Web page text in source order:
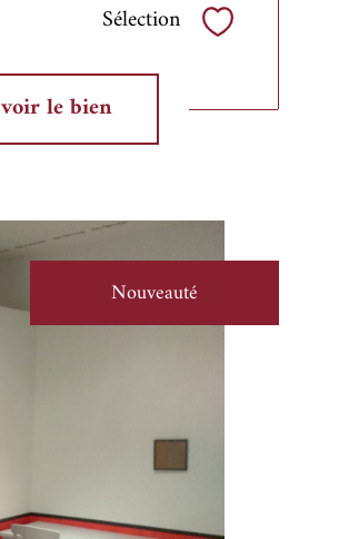
Sélection Sélectionner
voir le bien
Nouveauté